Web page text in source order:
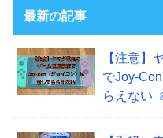
最新の記事
【注意】
でJoy-
らえない